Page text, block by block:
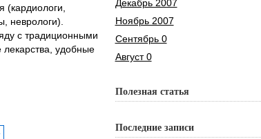
(кардиологи,
неврологи).
с традиционными
удобные
Декабрь 2007
Ноябрь 2007
Сентябрь 0
Август 0
Полезная статья
Последние записи